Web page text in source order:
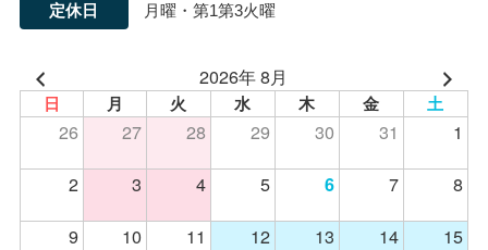
定休日 月曜・第1第3火曜
2026年 8月
日 月 火 水 木 金 土
26 27 28 29 30 31
1
2
3 4 5 6 7
8
9
10 11 12 13 14
15